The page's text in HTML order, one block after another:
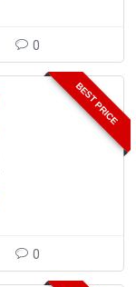
0
BEST PRICE
0